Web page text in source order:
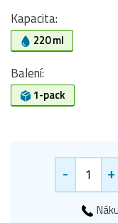
Kapacita:
220 ml
Balení:
1-pack
- +